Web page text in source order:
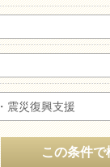
震災復興支援
この条件で